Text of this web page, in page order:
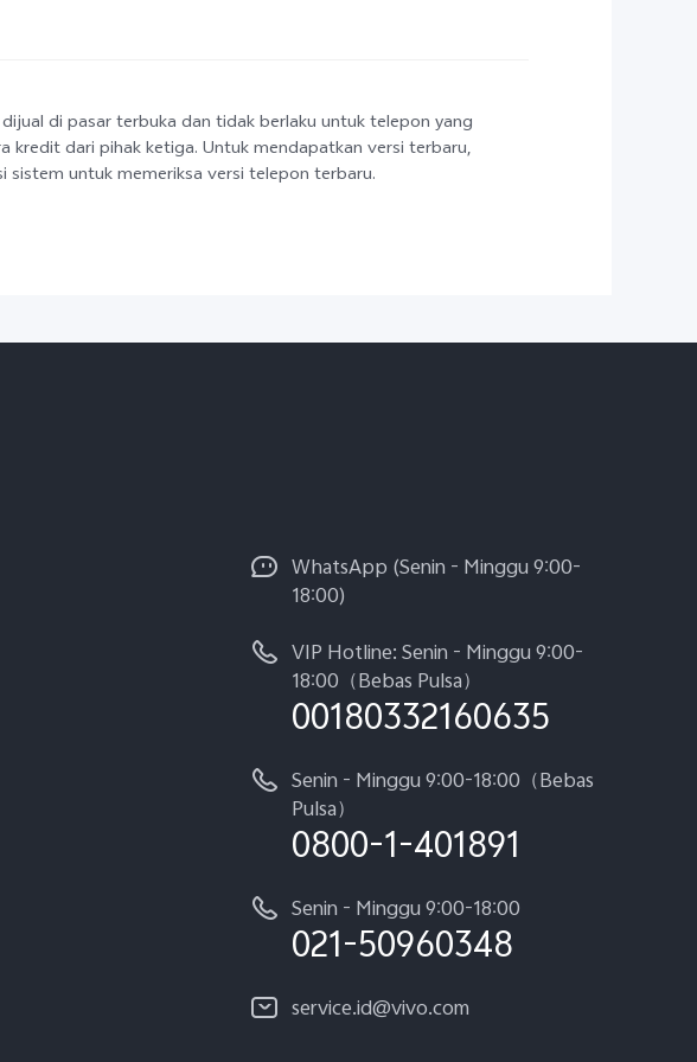
di pasar terbuka dan tidak berlaku untuk telepon yang
kredit dari pihak ketiga. Untuk mendapatkan versi terbaru,
sistem untuk memeriksa versi telepon terbaru.
WhatsApp (Senin - Minggu 9:00-
18:00)
VIP Hotline: Senin - Minggu 9:00-
18:00（Bebas Pulsa）
00180332160635
Senin - Minggu 9:00-18:00（Bebas
Pulsa）
0800-1-401891
Senin - Minggu 9:00-18:00
021-50960348
service.id@vivo.com